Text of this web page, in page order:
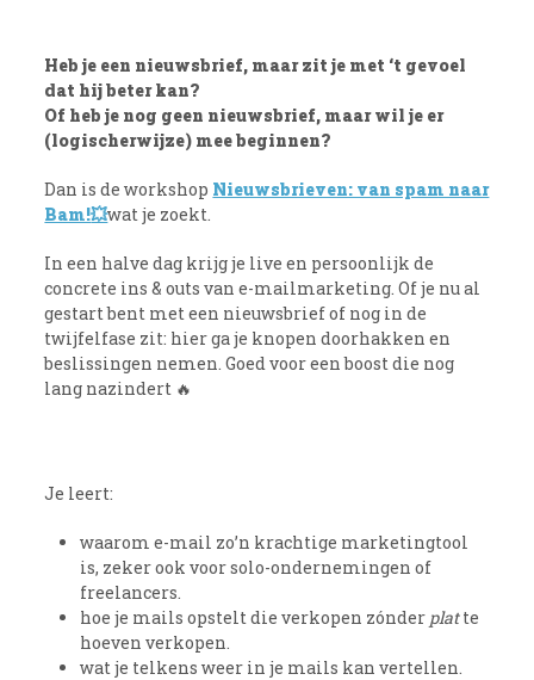
Heb je een nieuwsbrief, maar zit je met ‘t gevoel
dat hij beter kan?
Of heb je nog geen nieuwsbrief, maar wil je er
(logischerwijze) mee beginnen?
Dan is de workshop Nieuwsbrieven: van spam naar
Bam!💥wat je zoekt.
In een halve dag krijg je live en persoonlijk de
concrete ins & outs van e-mailmarketing. Of je nu al
gestart bent met een nieuwsbrief of nog in de
twijfelfase zit: hier ga je knopen doorhakken en
beslissingen nemen. Goed voor een boost die nog
lang nazindert 🔥
Je leert:
waarom e-mail zo’n krachtige marketingtool
is, zeker ook voor solo-ondernemingen of
freelancers.
hoe je mails opstelt die verkopen zónder platte
hoeven verkopen.
wat je telkens weer in je mails kan vertellen.